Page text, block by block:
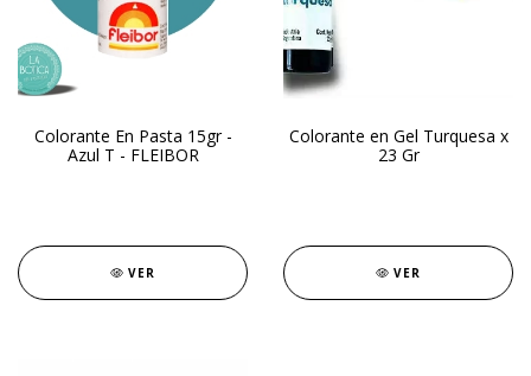
Colorante En Pasta 15gr -
Azul T - FLEIBOR
VER
Colorante en Gel Turquesa x
23 Gr
VER